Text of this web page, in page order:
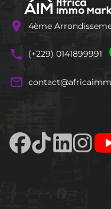
location_on 4ème
phones(+229) 0141899991
mail_outline